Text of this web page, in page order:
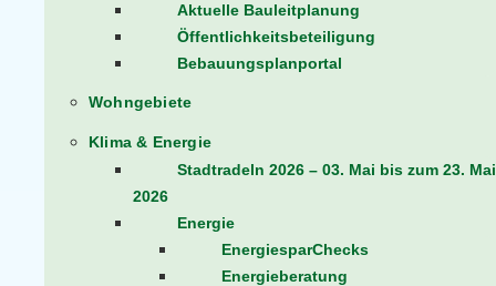
Aktuelle Bauleitplanung
Öffentlichkeitsbeteiligung
Bebauungsplanportal
Wohngebiete
Klima & Energie
Stadtradeln 2026 – 03. Mai bis zum 23. Mai
2026
Energie
EnergiesparChecks
Energieberatung